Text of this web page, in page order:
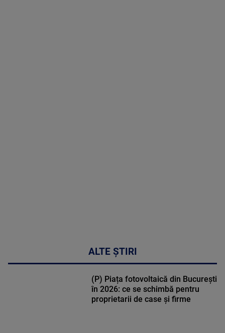
ALTE ȘTIRI
(P) Piața fotovoltaică din București
în 2026: ce se schimbă pentru
proprietarii de case și firme